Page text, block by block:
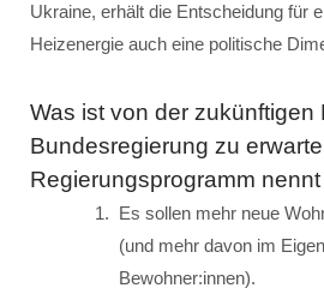
Ukraine, erhält die Entscheidung für
Heizenergie auch eine politische
Was ist von der zukünftigen
Bundesregierung zu
Regierungsprogramm
Es sollen mehr neue
(und mehr davon im
Bewohner:innen).